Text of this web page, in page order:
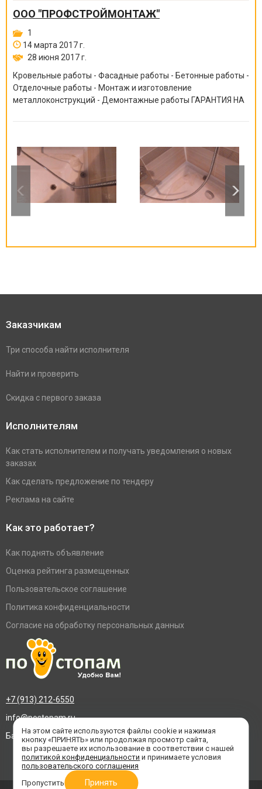
ООО "ПРОФСТРОЙМОНТАЖ"
1
14 марта 2017 г.
28 июня 2017 г.
Кровельные работы - Фасадные работы - Бетонные работы -
Отделочные работы - Монтаж и изготовление
металлоконструкций - Демонтажные работы ГАРАНТИЯ НА
Заказчикам
Три способа найти исполнителя
Найти и проверить
Скидка с первого заказа
Исполнителям
Как стать исполнителем и получать уведомления о новых
заказах
Как сделать предложение по тендеру
Реклама на сайте
Как это работает?
Как поднять объявление
Оценка рейтинга размещенных
Пользовательское соглашение
Политика конфиденциальности
Согласие на обработку персональных данных
+7 (913) 212-6550
info@postopam.ru
Барнаул, пр. Социалистический 109, оф.455
На этом сайте используются файлы cookie и нажимая
кнопку «ПРИНЯТЬ» или продолжая просмотр сайта,
вы разрешаете их использование в соответствии с нашей
политикой конфиденциальности и принимаете условия
пользовательского соглашения
Пропустить
Принять